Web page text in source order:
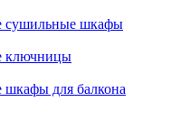
сушильные шкафы
ключницы
шкафы для балкона